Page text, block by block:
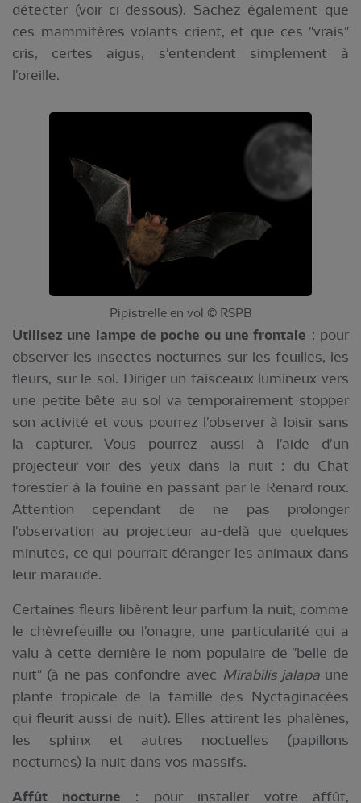
détecter (voir ci-dessous). Sachez également que
ces mammifères volants crient, et que ces "vrais"
cris, certes aigus, s'entendent simplement à
l'oreille.
Pipistrelle en vol © RSPB
Utilisez une lampe de poche ou une frontale : pour
observer les insectes nocturnes sur les feuilles, les
fleurs, sur le sol. Diriger un faisceaux lumineux vers
une petite bête au sol va temporairement stopper
son activité et vous pourrez l'observer à loisir sans
la capturer. Vous pourrez aussi à l'aide d'un
projecteur voir des yeux dans la nuit : du Chat
forestier à la fouine en passant par le Renard roux.
Attention cependant de ne pas prolonger
l'observation au projecteur au-delà que quelques
minutes, ce qui pourrait déranger les animaux dans
leur maraude.
Certaines fleurs libèrent leur parfum la nuit, comme
le chèvrefeuille ou l'onagre, une particularité qui a
valu à cette dernière le nom populaire de "belle de
nuit" (à ne pas confondre avec Mirabilis jalapa une
plante tropicale de la famille des Nyctaginacées
qui fleurit aussi de nuit). Elles attirent les phalènes,
les sphinx et autres noctuelles (papillons
nocturnes) la nuit dans vos massifs.
Affût nocturne : pour installer votre affût,